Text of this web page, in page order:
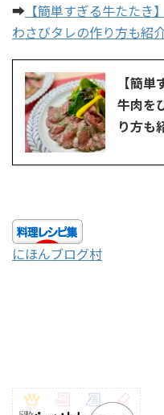
➡ 【簡単すぎる牛たたき
わさびタレの作り方も紹
【簡
牛肉を
り方も
にほんブログ村